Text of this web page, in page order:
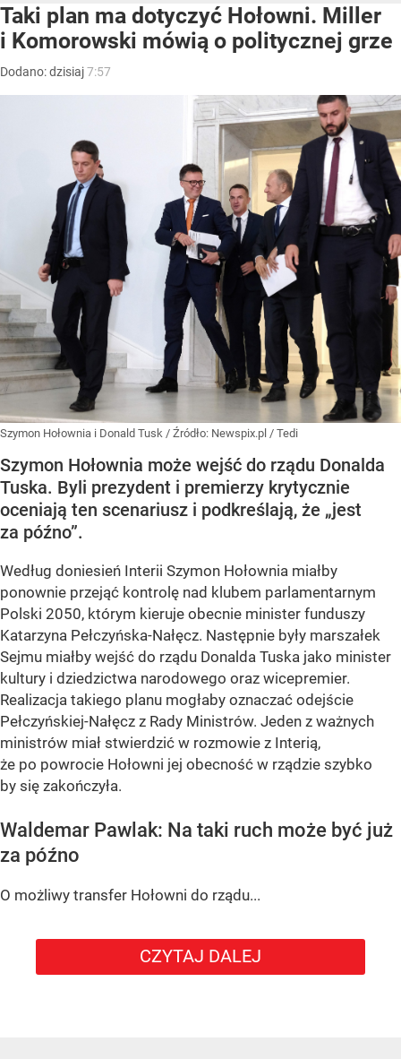
Taki plan ma dotyczyć Hołowni. Miller
i Komorowski mówią o politycznej grze
Dodano:dzisiaj7:57
Szymon Hołownia i Donald Tusk / Źródło: Newspix.pl / Tedi
Szymon Hołownia może wejść do rządu Donalda
Tuska. Byli prezydent i premierzy krytycznie
oceniają ten scenariusz i podkreślają, że „jest
za późno”.
Według doniesień Interii Szymon Hołownia miałby
ponownie przejąć kontrolę nad klubem parlamentarnym
Polski 2050, którym kieruje obecnie minister funduszy
Katarzyna Pełczyńska-Nałęcz. Następnie były marszałek
Sejmu miałby wejść do rządu Donalda Tuska jako minister
kultury i dziedzictwa narodowego oraz wicepremier.
Realizacja takiego planu mogłaby oznaczać odejście
Pełczyńskiej-Nałęcz z Rady Ministrów. Jeden z ważnych
ministrów miał stwierdzić w rozmowie z Interią,
że po powrocie Hołowni jej obecność w rządzie szybko
by się zakończyła.
Waldemar Pawlak: Na taki ruch może być już
za późno
O możliwy transfer Hołowni do rządu...
CZYTAJ DALEJ